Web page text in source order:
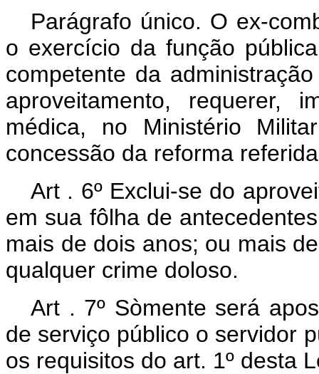
Parágrafo único. O ex-
o exercício da função
competente da
aproveitamento, requerer,
médica, no Ministério
concessão da reforma
Art . 6º Exclui-se do
em sua fôlha de
mais de dois anos; ou mais
qualquer crime doloso.
Art . 7º Sòmente será
de serviço público o servidor
os requisitos do art. 1º desta